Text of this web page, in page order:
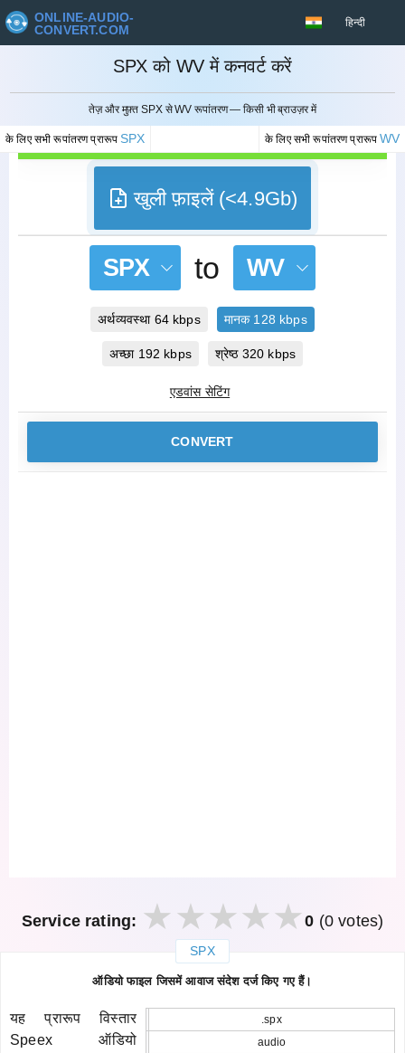
ONLINE-AUDIO-
CONVERT.COM
हिन्दी
SPX को WV में कनवर्ट करें
तेज़ और मुफ़्त SPX से WV रूपांतरण — किसी भी ब्राउज़र में
के लिए सभी रूपांतरण प्रारूप SPX के लिए सभी रूपांतरण प्रारूपWV
रद्द करना
खुली फ़ाइलें (<4.9Gb)
SPX to WV
अर्थव्यवस्था 64 kbps मानक 128 kbps
अच्छा 192 kbps श्रेष्ठ 320 kbps
एडवांस सेटिंग
CONVERT
Service rating: 0 (0 votes)
SPX
ऑडियो फाइल जिसमें आवाज संदेश दर्ज किए गए हैं।
.spx
audio
यह प्रारूप विस्तार
Speex ऑडियो